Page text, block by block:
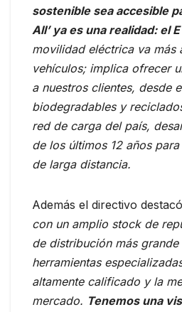
sostenible sea accesible
All’ ya es una realidad: el
movilidad eléctrica va más
vehículos; implica ofrecer
a nuestros clientes, desde
biodegradables y
red de carga del país,
de los últimos 12 años
de larga distancia.
Además el directivo
con un amplio stock de
de distribución más
herramientas
altamente calificado y la
mercado. Tenemos una